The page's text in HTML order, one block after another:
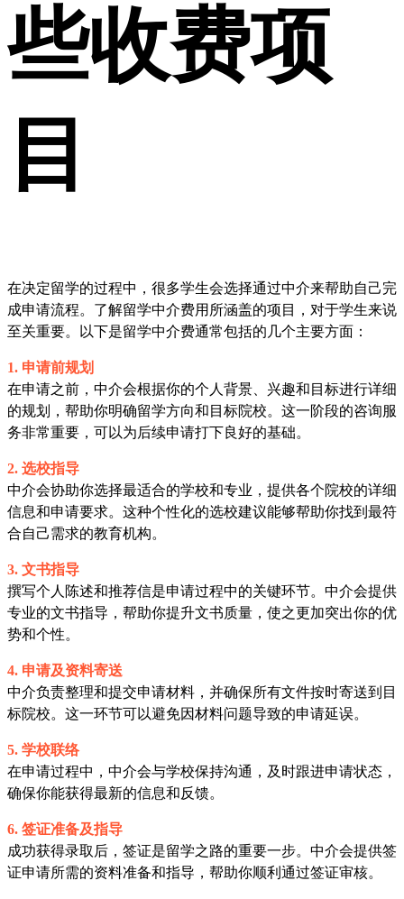
些收费项
目
在决定留学的过程中，很多学生会选择通过中介来帮助自己完
成申请流程。了解留学中介费用所涵盖的项目，对于学生来说
至关重要。以下是留学中介费通常包括的几个主要方面：
1. 申请前规划
在申请之前，中介会根据你的个人背景、兴趣和目标进行详细
的规划，帮助你明确留学方向和目标院校。这一阶段的咨询服
务非常重要，可以为后续申请打下良好的基础。
2. 选校指导
中介会协助你选择最适合的学校和专业，提供各个院校的详细
信息和申请要求。这种个性化的选校建议能够帮助你找到最符
合自己需求的教育机构。
3. 文书指导
撰写个人陈述和推荐信是申请过程中的关键环节。中介会提供
专业的文书指导，帮助你提升文书质量，使之更加突出你的优
势和个性。
4. 申请及资料寄送
中介负责整理和提交申请材料，并确保所有文件按时寄送到目
标院校。这一环节可以避免因材料问题导致的申请延误。
5. 学校联络
在申请过程中，中介会与学校保持沟通，及时跟进申请状态，
确保你能获得最新的信息和反馈。
6. 签证准备及指导
成功获得录取后，签证是留学之路的重要一步。中介会提供签
证申请所需的资料准备和指导，帮助你顺利通过签证审核。